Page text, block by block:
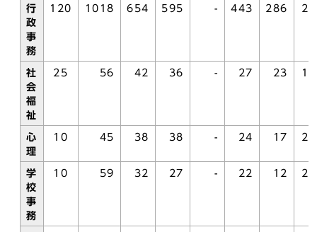
行
政
事
務
120 1018 654 595 - 443 286
社
会
福
祉
25 56 42 36 - 27 23
心
理
10 45 38 38 - 24 17
学
校
事
務
10 59 32 27 - 22 12